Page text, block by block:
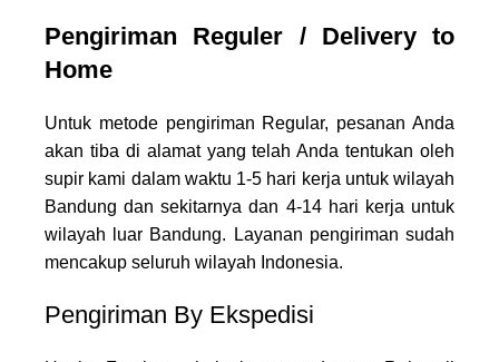
Pengiriman Reguler / Delivery to
Home
Untuk metode pengiriman Regular, pesanan Anda
akan tiba di alamat yang telah Anda tentukan oleh
supir kami dalam waktu 1-5 hari kerja untuk wilayah
Bandung dan sekitarnya dan 4-14 hari kerja untuk
wilayah luar Bandung. Layanan pengiriman sudah
mencakup seluruh wilayah Indonesia.
Pengiriman By Ekspedisi